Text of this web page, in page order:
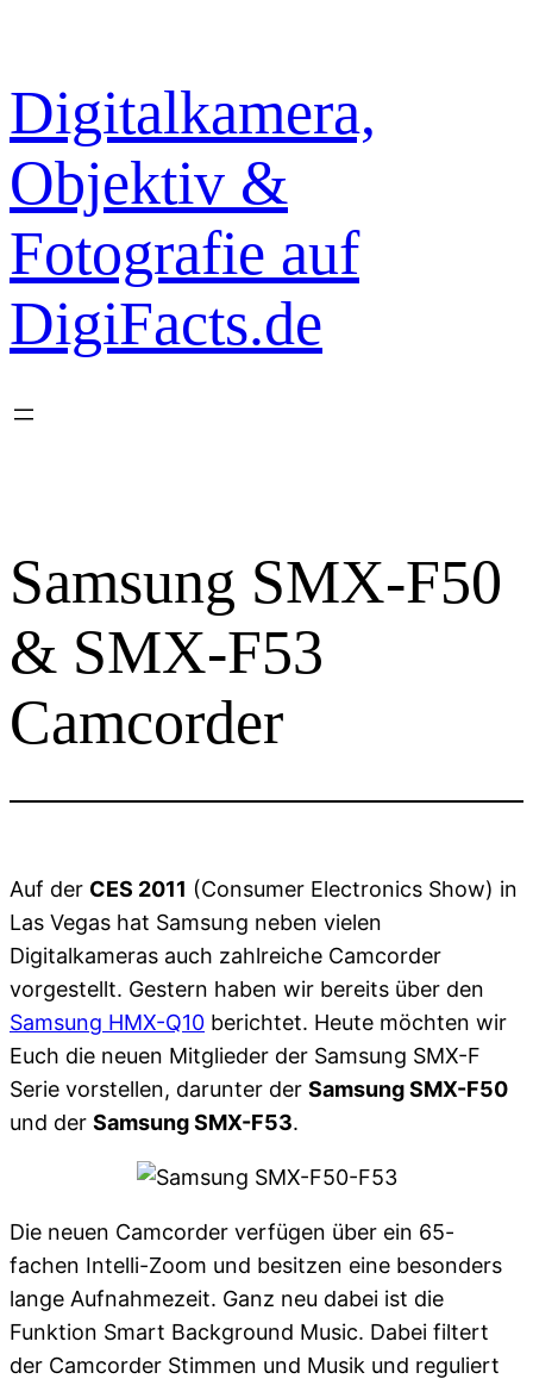
springen
Digitalkamera,
Objektiv &
Fotografie auf
DigiFacts.de
Samsung SMX-F50
& SMX-F53
Camcorder
Auf der CES 2011 (Consumer Electronics Show) in
Las Vegas hat Samsung neben vielen
Digitalkameras auch zahlreiche Camcorder
vorgestellt. Gestern haben wir bereits über den
Samsung HMX-Q10 berichtet. Heute möchten wir
Euch die neuen Mitglieder der Samsung SMX-F
Serie vorstellen, darunter der Samsung SMX-F50
und der Samsung SMX-F53.
Die neuen Camcorder verfügen über ein 65-
fachen Intelli-Zoom und besitzen eine besonders
lange Aufnahmezeit. Ganz neu dabei ist die
Funktion Smart Background Music. Dabei filtert
der Camcorder Stimmen und Musik und reguliert